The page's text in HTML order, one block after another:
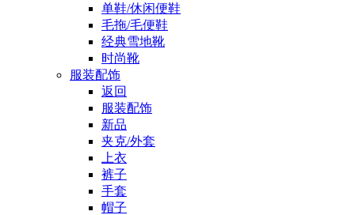
单鞋/休闲便鞋
毛拖/毛便鞋
经典雪地靴
时尚靴
服装配饰
返回
服装配饰
新品
夹克/外套
上衣
裤子
手套
帽子